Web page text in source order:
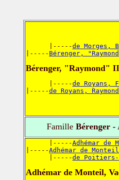
      |-----
de Morges,
|----- Bérenger,
Bérenger, "Raymond" II
      |-----
de Royans,
|-----de Royans,
FamilleBérenger -
      |-----
Adhémar de
|-----Adhémar de
      |-----
de Poitiers-
Adhémar de Monteil,